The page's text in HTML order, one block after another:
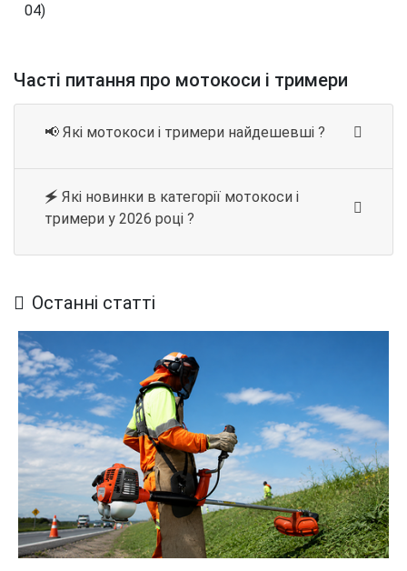
04)
Часті питання про мотокоси і тримери
📢 Які мотокоси і тримери найдешевші ?
🗲 Які новинки в категорії мотокоси і
тримери у 2026 році ?
Останні статті